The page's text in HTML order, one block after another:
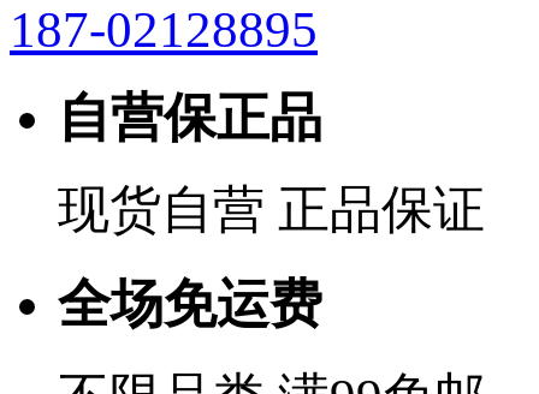
187-02128895
自营保正品
现货自营 正品保证
全场免运费